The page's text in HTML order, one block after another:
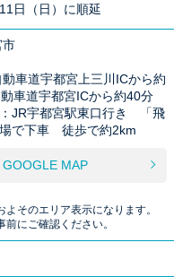
日（日）に順延
市
車道宇都宮上三川ICから約
車道宇都宮ICから約40分
JR宇都宮駅東口行き 「飛
で下車 徒歩で約2km
GOOGLE MAP
そのエリア表示になります。
前にご確認ください。